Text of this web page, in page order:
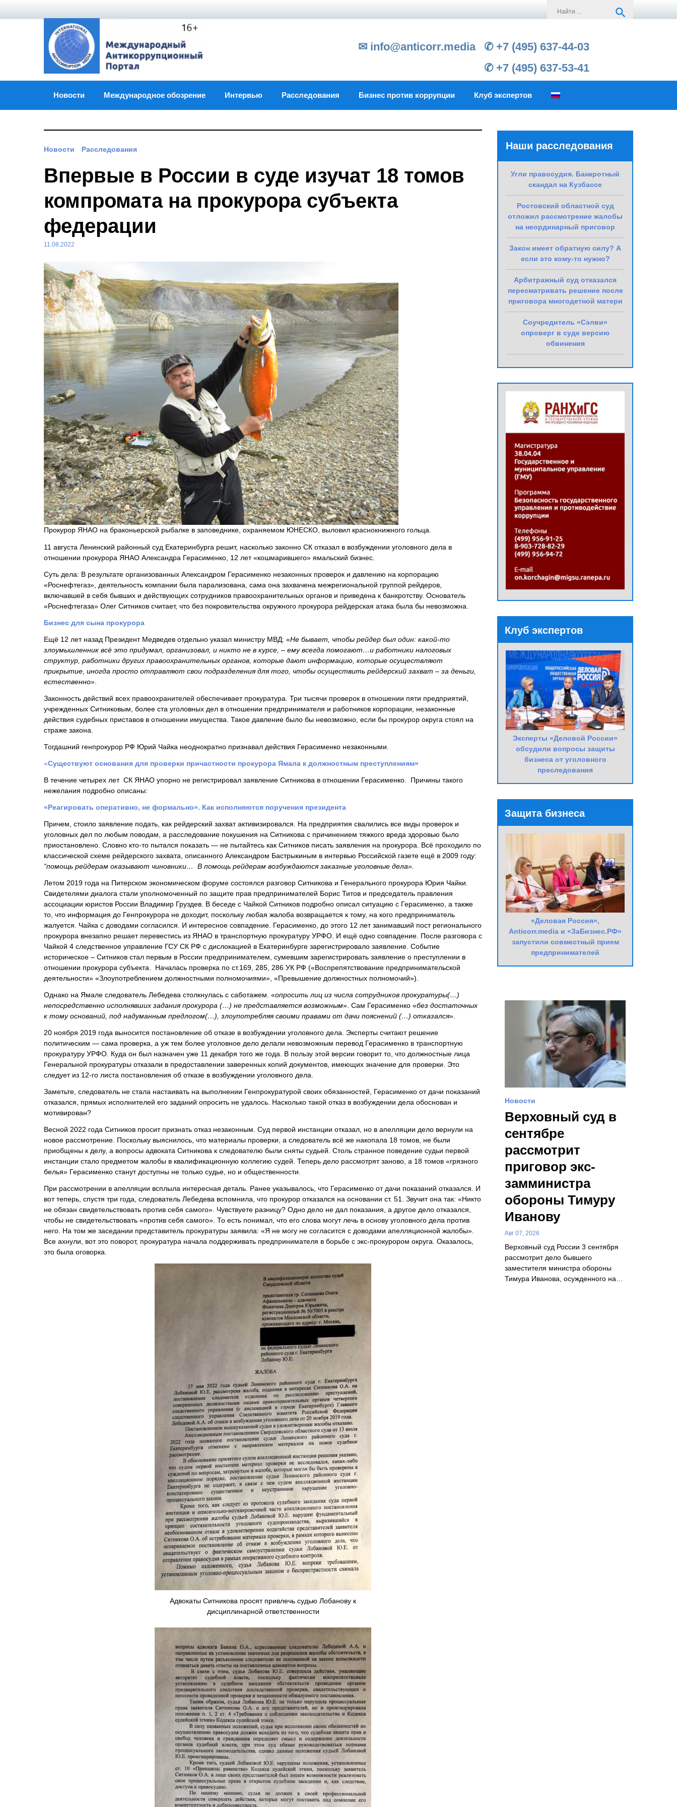
search
✉ info@anticorr.media
✆ +7 (495) 637-44-03
✆ +7 (495) 637-53-41
Новости Международное обозрение Интервью Расследования Бизнес против коррупции Клуб экспертов
Новости Расследования
Впервые в России в суде изучат 18 томов
компромата на прокурора субъекта
федерации
11.08.2022
Прокурор ЯНАО на браконьерской рыбалке в заповеднике, охраняемом ЮНЕСКО, выловил краснокнижного гольца.
11 августа Ленинский районный суд Екатеринбурга решит, насколько законно СК отказал в возбуждении уголовного дела в
отношении прокурора ЯНАО Александра Герасименко, 12 лет «кошмарившего» ямальский бизнес.
Суть дела: В результате организованных Александром Герасименко незаконных проверок и давлению на корпорацию
«Роснефтегаз», деятельность компании была парализована, сама она захвачена межрегиональной группой рейдеров,
включавшей в себя бывших и действующих сотрудников правоохранительных органов и приведена к банкротству. Основатель
«Роснефтегаза» Олег Ситников считает, что без покровительства окружного прокурора рейдерская атака была бы невозможна.
Бизнес для сына прокурора
Ещё 12 лет назад Президент Медведев отдельно указал министру МВД: «Не бывает, чтобы рейдер был один: какой‑то
злоумышленник всё это придумал, организовал, и никто не в курсе, – ему всегда помогают…и работники налоговых
структур, работники других правоохранительных органов, которые дают информацию, которые осуществляют
прикрытие, иногда просто отправляют свои подразделения для того, чтобы осуществить рейдерский захват – за деньги,
естественно»
Законность действий всех правоохранителей обеспечивает прокуратура. Три тысячи проверок в отношении пяти предприятий,
учрежденных Ситниковым, более ста уголовных дел в отношении предпринимателя и работников корпорации, незаконные
действия судебных приставов в отношении имущества. Такое давление было бы невозможно, если бы прокурор округа стоял на
страже закона.
Тогдашний генпрокурор РФ Юрий Чайка неоднократно признавал действия Герасименко незаконными.
«Существуют основания для проверки причастности прокурора Ямала к должностным преступлениям»
В течение четырех лет СК ЯНАО упорно не регистрировал заявление Ситникова в отношении Герасименко. Причины такого
нежелания подробно описаны:
«Реагировать оперативно, не формально». Как исполняются поручения президента
Причем, стоило заявление подать, как рейдерский захват активизировался. На предприятия свалились все виды проверок и
уголовных дел по любым поводам, а расследование покушения на Ситникова с причинением тяжкого вреда здоровью было
приостановлено. Словно кто-то пытался показать — не пытайтесь как Ситников писать заявления на прокурора. Всё проходило по
классической схеме рейдерского захвата, описанного Александром Бастрыкиным в интервью Российской газете ещё в 2009 году:
“помощь рейдерам оказывают чиновники… В помощь рейдерам возбуждаются заказные уголовные дела».
Летом 2019 года на Питерском экономическом форуме состоялся разговор Ситникова и Генерального прокурора Юрия Чайки.
Свидетелями диалога стали уполномоченный по защите прав предпринимателей Борис Титов и председатель правления
ассоциации юристов России Владимир Груздев. В беседе с Чайкой Ситников подробно описал ситуацию с Герасименко, а также
то, что информация до Генпрокурора не доходит, поскольку любая жалоба возвращается к тому, на кого предприниматель
жалуется. Чайка с доводами согласился. И интересное совпадение. Герасименко, до этого 12 лет занимавший пост регионального
прокурора внезапно решает перевестись из ЯНАО в транспортную прокуратуру УРФО. И ещё одно совпадение. После разговора с
Чайкой 4 следственное управление ГСУ СК РФ с дислокацией в Екатеринбурге зарегистрировало заявление. Событие
историческое – Ситников стал первым в России предпринимателем, сумевшим зарегистрировать заявление о преступлении в
отношении прокурора субъекта. Началась проверка по ст.169, 285, 286 УК РФ («Воспрепятствование предпринимательской
деятельности» «Злоупотреблением должностными полномочиями», «Превышение должностных полномочий»).
Однако на Ямале следователь Лебедева столкнулась с саботажем. «опросить лиц из числа сотрудников прокуратуры(…)
непосредственно исполнявших задания прокурора (…) не представляется возможным». Сам Герасименко «без достаточных
к тому оснований, под надуманным предлогом(…), злоупотребляя своими правами от дачи пояснений (…) отказался».
20 ноября 2019 года выносится постановление об отказе в возбуждении уголовного дела. Эксперты считают решение
политическим — сама проверка, а уж тем более уголовное дело делали невозможным перевод Герасименко в транспортную
прокуратуру УРФО. Куда он был назначен уже 11 декабря того же года. В пользу этой версии говорит то, что должностные лица
Генеральной прокуратуры отказали в предоставлении заверенных копий документов, имеющих значение для проверки. Это
следует из 12-го листа постановления об отказе в возбуждении уголовного дела.
Заметьте, следователь не стала настаивать на выполнении Генпрокуратурой своих обязанностей, Герасименко от дачи показаний
отказался, прямых исполнителей его заданий опросить не удалось. Насколько такой отказ в возбуждении дела обоснован и
мотивирован?
Весной 2022 года Ситников просит признать отказ незаконным. Суд первой инстанции отказал, но в апелляции дело вернули на
новое рассмотрение. Поскольку выяснилось, что материалы проверки, а следователь всё же накопала 18 томов, не были
приобщены к делу, а вопросы адвоката Ситникова к следователю были сняты судьей. Столь странное поведение судьи первой
инстанции стало предметом жалобы в квалификационную коллегию судей. Теперь дело рассмотрят заново, а 18 томов «грязного
белья» Герасименко станут доступны не только судье, но и общественности.
При рассмотрении в апелляции всплыла интересная деталь. Ранее указывалось, что Герасименко от дачи показаний отказался. И
вот теперь, спустя три года, следователь Лебедева вспомнила, что прокурор отказался на основании ст. 51. Звучит она так: «Никто
не обязан свидетельствовать против себя самого». Чувствуете разницу? Одно дело не дал показания, а другое дело отказался,
чтобы не свидетельствовать «против себя самого». То есть понимал, что его слова могут лечь в основу уголовного дела против
него. На том же заседании представитель прокуратуры заявила: «Я не могу не согласится с доводами апелляционной жалобы».
Все ахнули, вот это поворот, прокуратура начала поддерживать предпринимателя в борьбе с экс-прокурором округа. Оказалось,
это была оговорка.
Адвокаты Ситникова просят привлечь судью Лобанову к
дисциплинарной ответственности
Наши расследования
Угли правосудия. Банкротный
скандал на Кузбассе
Ростовский областной суд
отложил рассмотрение жалобы
на неординарный приговор
Закон имеет обратную силу? А
если это кому-то нужно?
Арбитражный суд отказался
пересматривать решение после
приговора многодетной матери
Соучредитель «Сэлви»
опроверг в суде версию
обвинения
Клуб экспертов
Эксперты «Деловой России»
обсудили вопросы защиты
бизнеса от уголовного
преследования
Защита бизнеса
«Деловая Россия»,
Anticorr.media и «ЗаБизнес.РФ»
запустили совместный прием
предпринимателей
Новости
Верховный суд в
сентябре
рассмотрит
приговор экс-
замминистра
обороны Тимуру
Иванову
Авг 07, 2026
Верховный суд России 3 сентября
рассмотрит дело бывшего
заместителя министра обороны
Тимура Иванова, осужденного на…